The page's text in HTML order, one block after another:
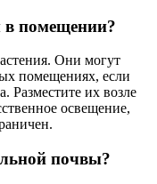
помещении?
Они могут
помещениях, если
Разместите их возле
освещение,
почвы?